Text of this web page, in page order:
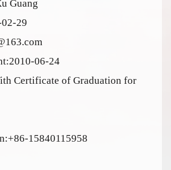
Guang
29
06-24
Certificate of Graduation for
+86-15840115958